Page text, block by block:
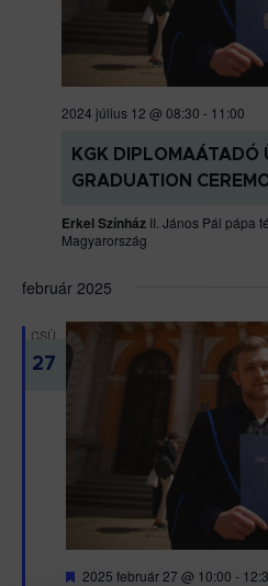
2024 július 12 @ 08:30 - 11:00
KGK DIPLOMAÁTADÓ
GRADUATION
Erkel Színház II. János Pál pápa
Magyarország
február 2025
CSÜ
27
Kiemelt
2025 február 27 @ 10:00 -